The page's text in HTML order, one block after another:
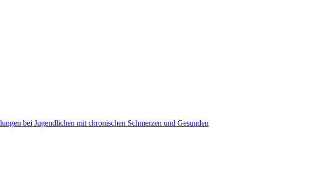
bei Jugendlichen mit chronischen Schmerzen und Gesunden